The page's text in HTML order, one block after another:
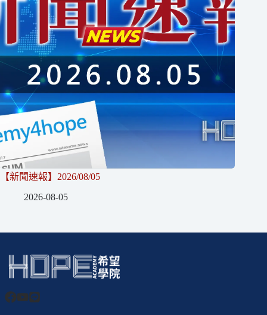
【新聞速報】2026/08/05
2026-08-05